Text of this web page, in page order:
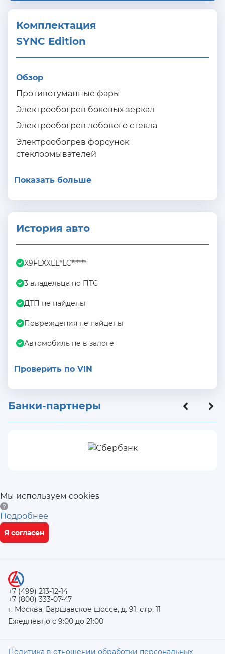
Комплектация
SYNC Edition
Обзор
Противотуманные фары
Электрообогрев боковых зеркал
Электрообогрев лобового стекла
Электрообогрев форсунок
стеклоомывателей
Показать больше
История авто
X9FLXXEE*LC******
3 владельца по ПТС
ДТП не найдены
Повреждения не найдены
Автомобиль не в залоге
Проверить по VIN
Банки-партнеры
Мы используем cookies
Подробнее
Я согласен
+7 (499) 213-12-14
+7 (800) 333-07-47
г. Москва, Варшавское шоссе, д. 91, стр. 11
Ежедневно с 9:00 до 21:00
Политика в отношении обработки персональных